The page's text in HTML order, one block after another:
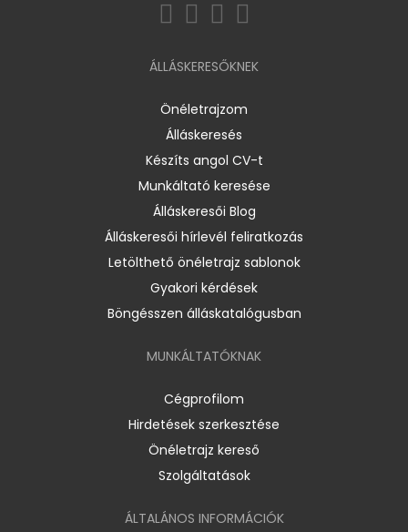
ÁLLÁSKERESŐKNEK
Önéletrajzom
Álláskeresés
Készíts angol CV-t
Munkáltató keresése
Álláskeresői Blog
Álláskeresői hírlevél feliratkozás
Letölthető önéletrajz sablonok
Gyakori kérdések
Böngésszen álláskatalógusban
MUNKÁLTATÓKNAK
Cégprofilom
Hirdetések szerkesztése
Önéletrajz kereső
Szolgáltatások
ÁLTALÁNOS INFORMÁCIÓK